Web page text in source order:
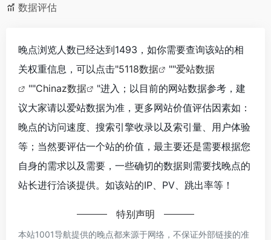
数据评估
晚点浏览人数已经达到1493，如你需要查询该站的相
关权重信息，可以点击"5118数据 ""爱站数据
""Chinaz数据
"进入；以目前的网站数据参考，建
议大家请以爱站数据为准，更多网站价值评估因素如：
晚点的访问速度、搜索引擎收录以及索引量、用户体验
等；当然要评估一个站的价值，最主要还是需要根据您
自身的需求以及需要，一些确切的数据则需要找晚点的
站长进行洽谈提供。如该站的IP、PV、跳出率等！
特别声明
本站1001导航提供的晚点都来源于网络，不保证外部链接的准